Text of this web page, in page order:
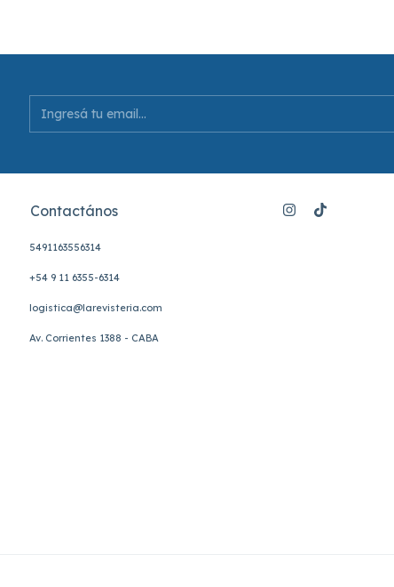
Contactános
5491163556314
+54 9 11 6355-6314
logistica@larevisteria.com
Av. Corrientes 1388 - CABA